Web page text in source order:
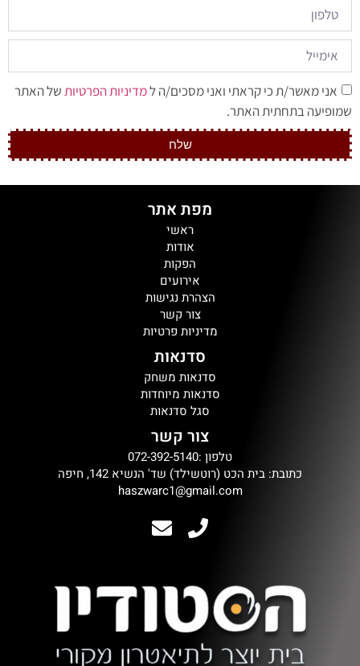
אני מאשר/ת כי קראתי ואני מסכים/ה למדיניות הפרטיותשל האתר
שמופיעה בתחתית האתר.
שלח
מפת אתר
ראשי
אודות
הפקות
אירועים
הצהרת נגישות
צור קשר
מדיניות פרטיות
סדנאות
סדנאות משחק
סדנאות מיוחדות
סגל סדנאות
צור קשר
טלפון :072-392-5140
כתובת: בית הכט (רוטשילד) שד' הנשיא 142, חיפה
haszwarc1@gmail.com